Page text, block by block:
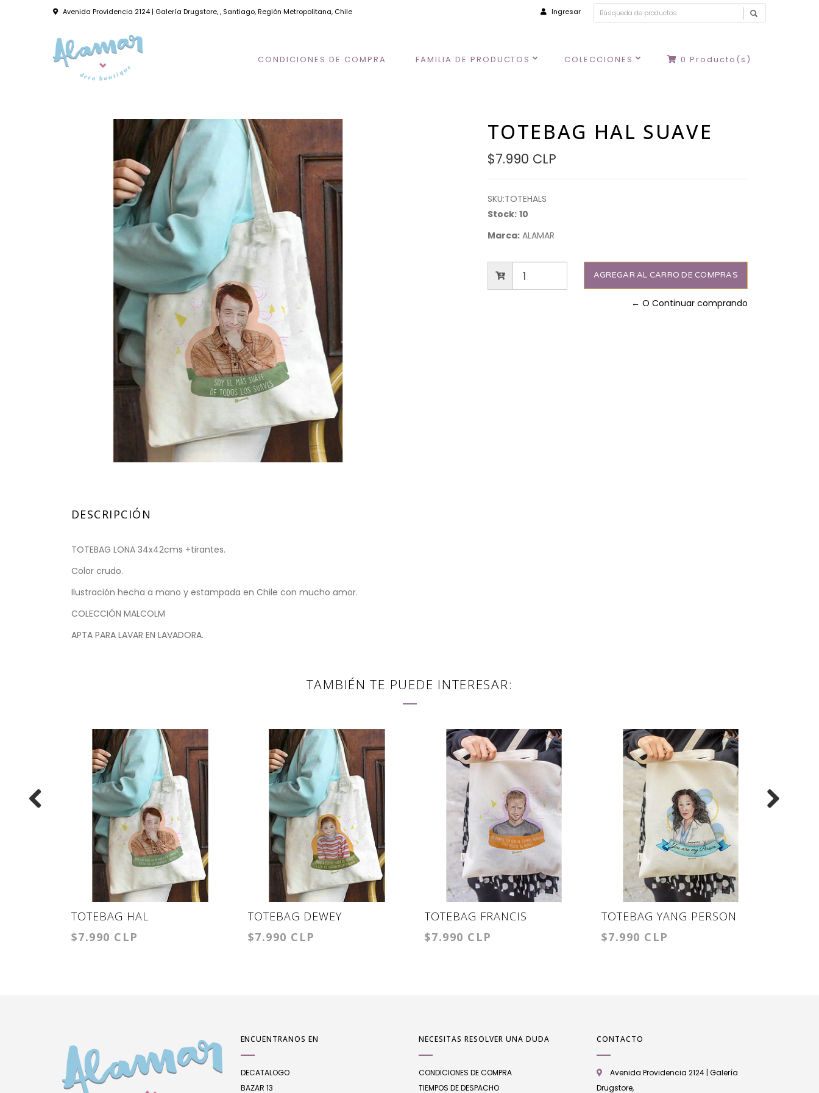
Avenida Providencia 2124 | Galería Drugstore, , Santiago, Región Metropolitana, Chile Ingresar
CONDICIONES DE COMPRA FAMILIA DE PRODUCTOS COLECCIONES 0 Producto(s)
DESCRIPCIÓN
TOTEBAG LONA 34x42cms +tirantes.
Color crudo.
Ilustración hecha a mano y estampada en Chile con mucho amor.
COLECCIÓN MALCOLM
APTA PARA LAVAR EN LAVADORA.
TOTEBAG HAL SUAVE
$7.990 CLP
SKU:TOTEHALS
Stock: 10
Marca:ALAMAR
← O Continuar comprando
TAMBIÉN TE PUEDE INTERESAR:
TOTEBAG HAL
$7.990 CLP
TOTEBAG DEWEY
DECEPCIÓN
$7.990 CLP
TOTEBAG FRANCIS
$7.990 CLP
TOTEBAG YANG PERSON
$7.990 CLP
ENCUENTRANOS EN
DECATALOGO
BAZAR 13
NECESITAS RESOLVER UNA DUDA
CONDICIONES DE COMPRA
TIEMPOS DE DESPACHO
CONTACTO
Avenida Providencia 2124 | Galería
Drugstore,